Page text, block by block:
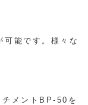
可能です。様々な
メントBP-50を